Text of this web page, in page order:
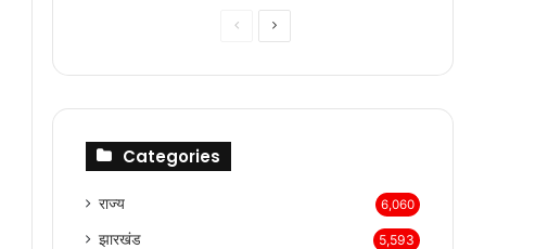
PreviousNext
Categories
राज्‍य 6,060
झारखंड 5,593